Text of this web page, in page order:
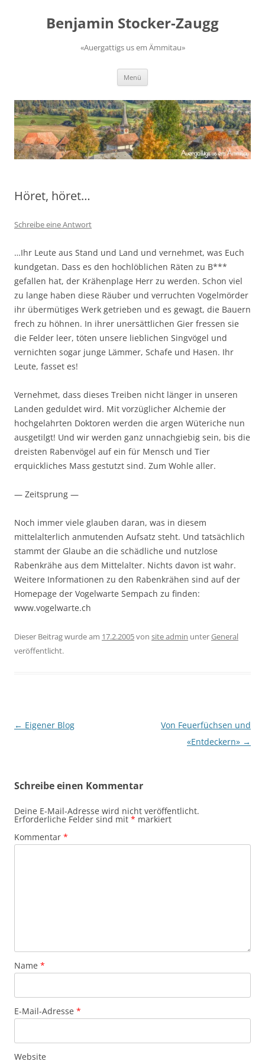
springenBenjamin Stocker-Zaugg
«Auergattigs us em Ämmitau»
Menü
Höret, höret…
Schreibe eine Antwort
…Ihr Leute aus Stand und Land und vernehmet, was Euch
kundgetan. Dass es den hochlöblichen Räten zu B***
gefallen hat, der Krähenplage Herr zu werden. Schon viel
zu lange haben diese Räuber und verruchten Vogelmörder
ihr übermütiges Werk getrieben und es gewagt, die Bauern
frech zu höhnen. In ihrer unersättlichen Gier fressen sie
die Felder leer, töten unsere lieblichen Singvögel und
vernichten sogar junge Lämmer, Schafe und Hasen. Ihr
Leute, fasset es!
Vernehmet, dass dieses Treiben nicht länger in unseren
Landen geduldet wird. Mit vorzüglicher Alchemie der
hochgelahrten Doktoren werden die argen Wüteriche nun
ausgetilgt! Und wir werden ganz unnachgiebig sein, bis die
dreisten Rabenvögel auf ein für Mensch und Tier
erquickliches Mass gestutzt sind. Zum Wohle aller.
— Zeitsprung —
Noch immer viele glauben daran, was in diesem
mittelalterlich anmutenden Aufsatz steht. Und tatsächlich
stammt der Glaube an die schädliche und nutzlose
Rabenkrähe aus dem Mittelalter. Nichts davon ist wahr.
Weitere Informationen zu den Rabenkrähen sind auf der
Homepage der Vogelwarte Sempach zu finden:
www.vogelwarte.ch
Dieser Beitrag wurde am 17.2.2005von site admin unterGeneral
veröffentlicht.
Beitragsnavigation
← Eigener Blog
Von Feuerfüchsen und
«Entdeckern» →
Schreibe einen Kommentar
Deine E-Mail-Adresse wird nicht veröffentlicht.
Erforderliche Felder sind mit * markiert
Kommentar *
Name *
E-Mail-Adresse *
Website